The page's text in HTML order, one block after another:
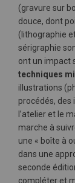
(gravure sur
douce, dont
(lithographie
sérigraphie
ont un impact
techniques
illustrations
procédés, des
l’atelier et le
marche à
une « boîte à
dans une
seconde
compléter et